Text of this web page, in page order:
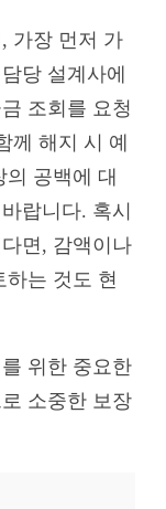
가장 먼저 가
당 설계사에
조회를 요청
께 해지 시 예
의 공백에 대
랍니다. 혹시
면, 감액이나
하는 것도 현
위한 중요한
소중한 보장